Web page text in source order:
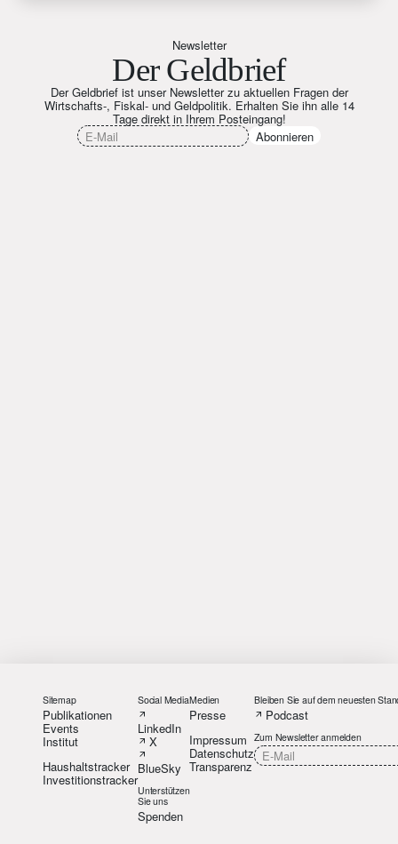
Newsletter
Der Geldbrief
Der Geldbrief ist unser Newsletter zu aktuellen Fragen der
Wirtschafts-, Fiskal- und Geldpolitik. Erhalten Sie ihn alle 14
Tage direkt in Ihrem Posteingang!
Sitemap
Publikationen
Events
Institut
Haushaltstracker
Investitionstracker
Social Media
LinkedIn
X
BlueSky
Unterstützen
Sie uns
Spenden
Medien
Presse
Impressum
Datenschutz
Transparenz
Bleiben Sie auf dem neuesten
Podcast
Zum Newsletter anmelden